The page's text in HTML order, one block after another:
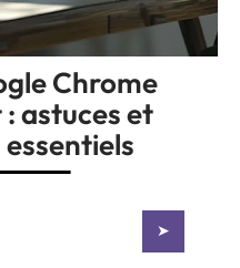
Chrome
astuces et